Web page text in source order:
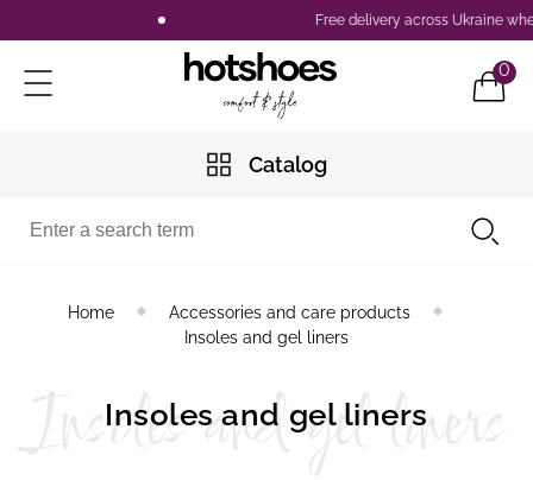
Free delivery across Ukraine when ordering from 2500
0
Catalog
Home
Accessories and care products
Insoles and gel liners
Insoles and gel liners
Insoles and gel liners